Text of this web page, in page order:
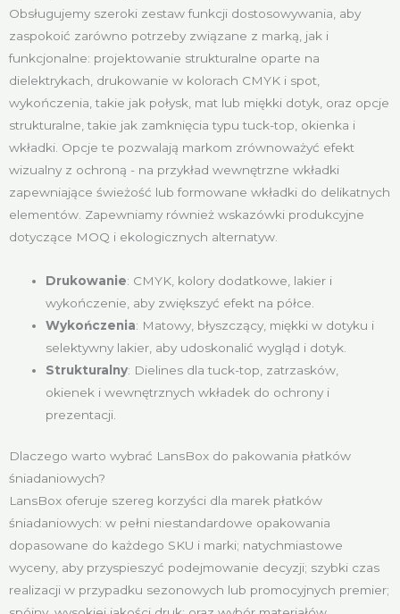
Obsługujemy szeroki zestaw funkcji dostosowywania, aby
zaspokoić zarówno potrzeby związane z marką, jak i
funkcjonalne: projektowanie strukturalne oparte na
dielektrykach, drukowanie w kolorach CMYK i spot,
wykończenia, takie jak połysk, mat lub miękki dotyk, oraz opcje
strukturalne, takie jak zamknięcia typu tuck-top, okienka i
wkładki. Opcje te pozwalają markom zrównoważyć efekt
wizualny z ochroną - na przykład wewnętrzne wkładki
zapewniające świeżość lub formowane wkładki do delikatnych
elementów. Zapewniamy również wskazówki produkcyjne
dotyczące MOQ i ekologicznych alternatyw.
Drukowanie: CMYK, kolory dodatkowe, lakier i
wykończenie, aby zwiększyć efekt na półce.
Wykończenia: Matowy, błyszczący, miękki w dotyku i
selektywny lakier, aby udoskonalić wygląd i dotyk.
Strukturalny: Dielines dla tuck-top, zatrzasków,
okienek i wewnętrznych wkładek do ochrony i
prezentacji.
Dlaczego warto wybrać LansBox do pakowania płatków
śniadaniowych?
LansBox oferuje szereg korzyści dla marek płatków
śniadaniowych: w pełni niestandardowe opakowania
dopasowane do każdego SKU i marki; natychmiastowe
wyceny, aby przyspieszyć podejmowanie decyzji; szybki czas
realizacji w przypadku sezonowych lub promocyjnych premier;